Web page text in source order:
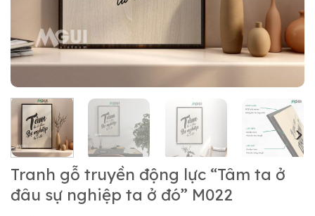
Tranh gỗ truyền động lực “Tâm ta ở
đâu sự nghiệp ta ở đó” M022